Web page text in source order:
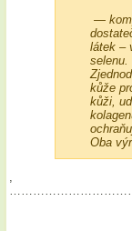
—
látek –
selenu.
kůže
kůži,
Oba